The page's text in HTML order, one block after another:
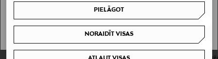
PIELĀGOT
NORAIDĪT VISAS
NOCOL
Izmērs
I UNDERSTAND